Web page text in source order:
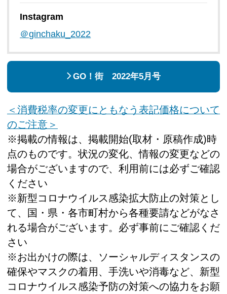
Instagram
＠ginchaku_2022
GO！街 2022年5月号
＜消費税率の変更にともなう表記価格について
のご注意＞
※掲載の情報は、掲載開始(取材・原稿作成)時
点のものです。状況の変化、情報の変更などの
場合がございますので、利用前には必ずご確認
ください
※新型コロナウイルス感染拡大防止の対策とし
て、国・県・各市町村から各種要請などがなさ
れる場合がございます。必ず事前にご確認くだ
さい
※お出かけの際は、ソーシャルディスタンスの
確保やマスクの着用、手洗いや消毒など、新型
コロナウイルス感染予防の対策への協力をお願